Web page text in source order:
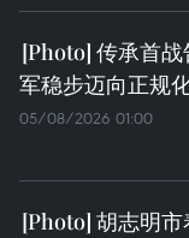
传承首
军稳步迈向正规
05/08/2026 01:00
胡志明